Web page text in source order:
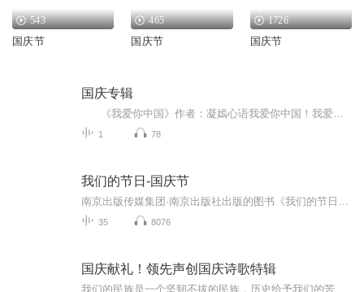
543
国庆节
465
国庆节
1726
国庆节
国庆专辑
1 78
我们的节日-国庆节
35 8076
国庆献礼！领先声创国庆诗歌特辑